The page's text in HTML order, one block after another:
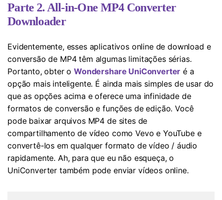
Parte 2. All-in-One MP4 Converter
Downloader
Evidentemente, esses aplicativos online de download e
conversão de MP4 têm algumas limitações sérias.
Portanto, obter oWondershare UniConverter é a
opção mais inteligente. É ainda mais simples de usar do
que as opções acima e oferece uma infinidade de
formatos de conversão e funções de edição. Você
pode baixar arquivos MP4 de sites de
compartilhamento de vídeo como Vevo e YouTube e
convertê-los em qualquer formato de vídeo / áudio
rapidamente. Ah, para que eu não esqueça, o
UniConverter também pode enviar vídeos online.